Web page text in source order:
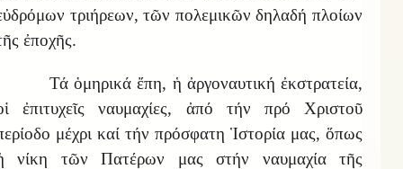
τριήρεων, τῶν πολεμικῶν δηλαδή πλοίων
ἐποχῆς.
Τά ὁμηρικά ἔπη, ἡ ἀργοναυτική ἐκστρατεία,
ἐπιτυχεῖς ναυμαχίες, ἀπό τήν πρό Χριστοῦ
μέχρι καί τήν πρόσφατη Ἱστορία μας, ὅπως
νίκη τῶν Πατέρων μας στήν ναυμαχία τῆς